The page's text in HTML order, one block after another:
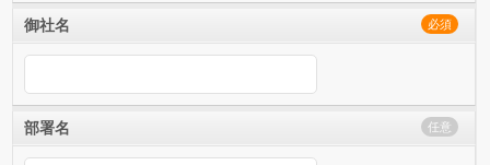
御社名 必須
部署名 任意